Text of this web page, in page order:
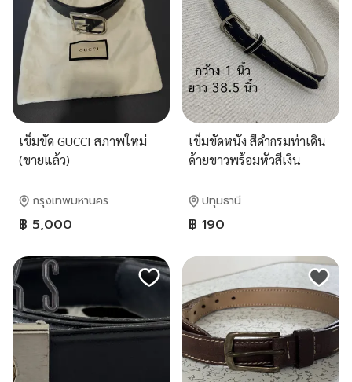
เข็มขัด GUCCI สภาพใหม่
(ขายแล้ว)
กรุงเทพมหานคร
฿ 5,000
เข็มขัดหนัง สีดำกรมท่าเดิน
ด้ายขาวพร้อมหัวสีเงิน
ปทุมธานี
฿ 190